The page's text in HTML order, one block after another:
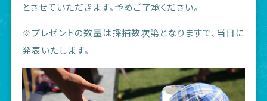
とさせていただきます。予めご了承ください。
※プレゼントの数量は採捕数次第となりますで、当日に
発表いたします。